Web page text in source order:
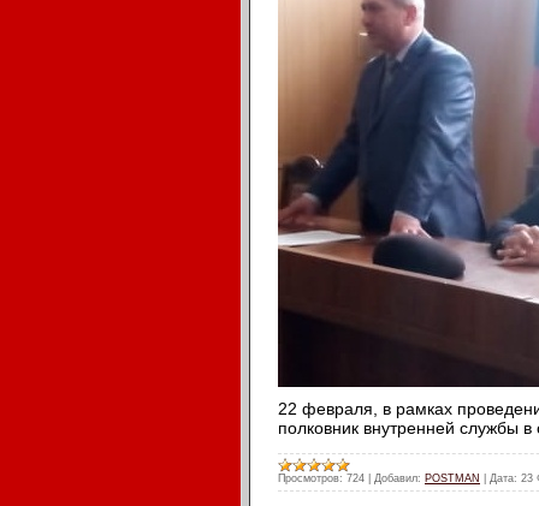
22 февраля, в рамках
полковник внутренней службы
Просмотров: 724 Добавил: POSTMAN Дата: 23